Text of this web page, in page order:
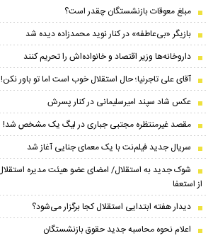
مبلغ معوقات بازنشستگان چقدر است؟
بازیگر «بی‌عاطفه» در کنار نوید محمدزاده دیده شد
داروخانه‌ها وزیر اقتصاد و خانواده‌اش را تحریم کنند
آقای علی تاجرنیا؛ حال استقلال خوب است اما تو باور نکن!
عکس شاد سپند امیرسلیمانی در کنار پسرش
مقصد غیرمنتظره مجتبی جباری در لیگ یک مشخص شد!
سریال جدید فیلم‌نت با یک معمای جنایی آغاز شد
از استعفا
دیدار هفته ابتدایی استقلال کجا برگزار می‌شود؟
اعلام نحوه محاسبه جدید حقوق بازنشستگان